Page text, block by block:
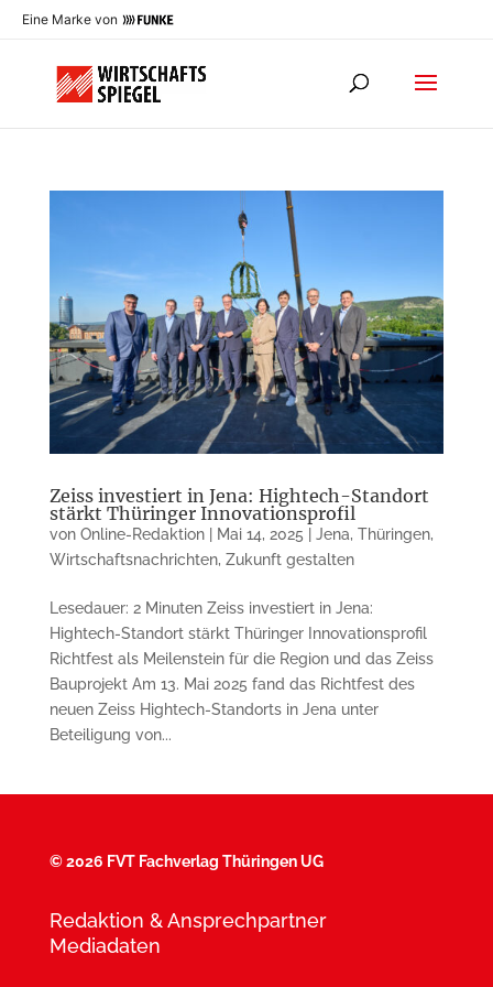
Eine Marke von
Zeiss investiert in Jena: Hightech-Standort
stärkt Thüringer Innovationsprofil
von Online-Redaktion| Mai 14, 2025 Jena, Thüringen,
Wirtschaftsnachrichten, Zukunft gestalten
Lesedauer: 2 Minuten Zeiss investiert in Jena:
Hightech-Standort stärkt Thüringer Innovationsprofil
Richtfest als Meilenstein für die Region und das Zeiss
Bauprojekt Am 13. Mai 2025 fand das Richtfest des
neuen Zeiss Hightech-Standorts in Jena unter
Beteiligung von...
©2026 FVT Fachverlag Thüringen UG
Redaktion & Ansprechpartner
Mediadaten